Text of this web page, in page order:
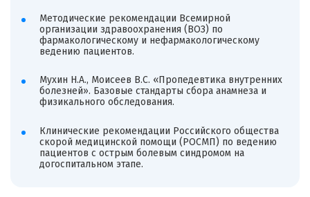
Методические рекомендации Всемирной
организации здравоохранения (ВОЗ) по
фармакологическому и нефармакологическому
ведению пациентов.
Мухин Н.А., Моисеев В.С. «Пропедевтика внутренних
болезней». Базовые стандарты сбора анамнеза и
физикального обследования.
Клинические рекомендации Российского общества
скорой медицинской помощи (РОСМП) по ведению
пациентов с острым болевым синдромом на
догоспитальном этапе.